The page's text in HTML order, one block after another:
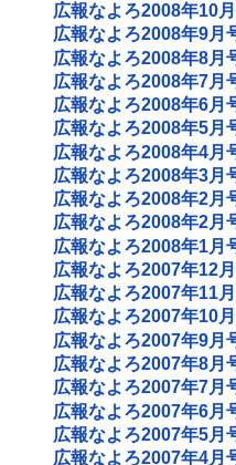
広報なよろ2008年10月
広報なよろ2008年9月
広報なよろ2008年8月
広報なよろ2008年7月
広報なよろ2008年6月
広報なよろ2008年5月
広報なよろ2008年4月
広報なよろ2008年3月
広報なよろ2008年2月
広報なよろ2008年2月
広報なよろ2008年1月
広報なよろ2007年12月
広報なよろ2007年11月
広報なよろ2007年10月
広報なよろ2007年9月
広報なよろ2007年8月
広報なよろ2007年7月
広報なよろ2007年6月
広報なよろ2007年5月
広報なよろ2007年4月